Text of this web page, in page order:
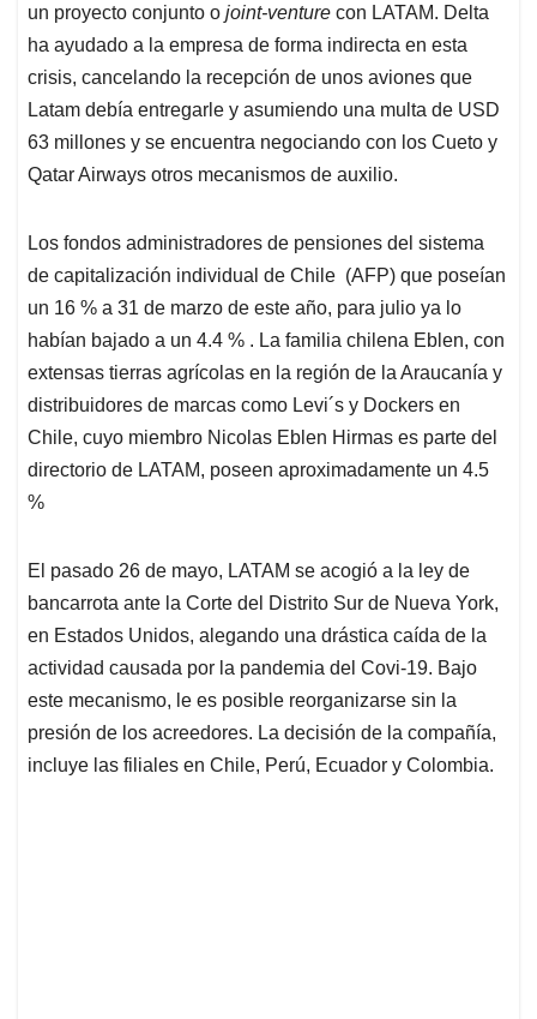
un proyecto conjunto o joint-venture con LATAM. Delta
ha ayudado a la empresa de forma indirecta en esta
crisis, cancelando la recepción de unos aviones que
Latam debía entregarle y asumiendo una multa de USD
63 millones y se encuentra negociando con los Cueto y
Qatar Airways otros mecanismos de auxilio.
Los fondos administradores de pensiones del sistema
de capitalización individual de Chile (AFP) que poseían
un 16 % a 31 de marzo de este año, para julio ya lo
habían bajado a un 4.4 % . La familia chilena Eblen, con
extensas tierras agrícolas en la región de la Araucanía y
distribuidores de marcas como Levi´s y Dockers en
Chile, cuyo miembro Nicolas Eblen Hirmas es parte del
directorio de LATAM, poseen aproximadamente un 4.5
%
El pasado 26 de mayo, LATAM se acogió a la ley de
bancarrota ante la Corte del Distrito Sur de Nueva York,
en Estados Unidos, alegando una drástica caída de la
actividad causada por la pandemia del Covi-19. Bajo
este mecanismo, le es posible reorganizarse sin la
presión de los acreedores. La decisión de la compañía,
incluye las filiales en Chile, Perú, Ecuador y Colombia.